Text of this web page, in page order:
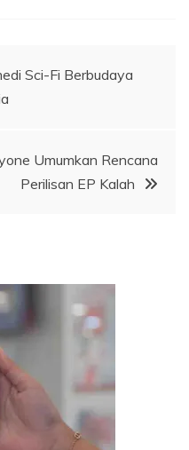
Sci-Fi Berbudaya
Umumkan Rencana
Perilisan EP Kalah